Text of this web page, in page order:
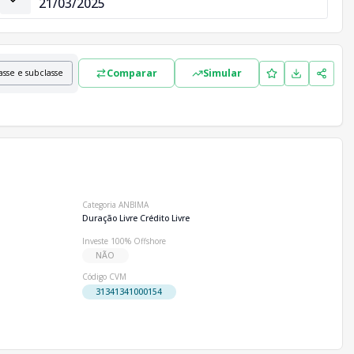
e subclasse Comparar Simular
Categoria ANBIMA
Duração Livre Crédito Livre
Investe 100% Offshore
NÃO
Código CVM
31341341000154